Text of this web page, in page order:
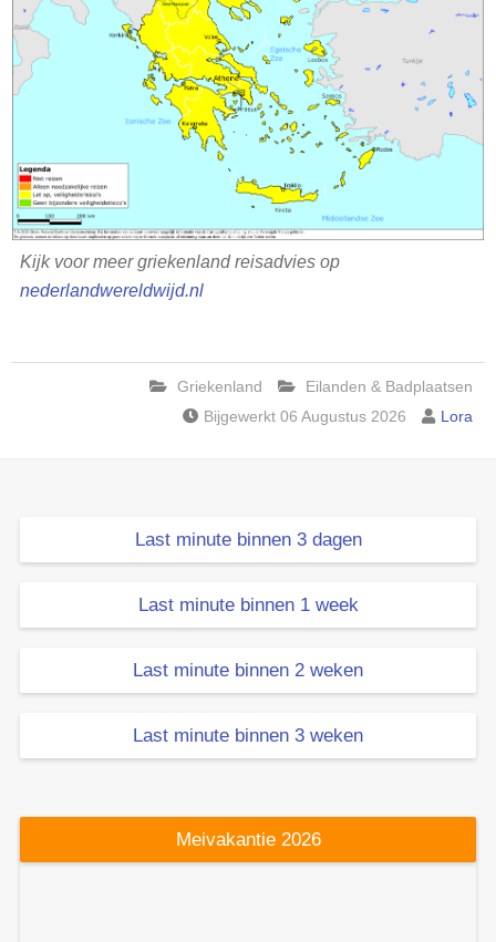
Kijk voor meer griekenland reisadvies op
nederlandwereldwijd.nl
Griekenland
Eilanden & Badplaatsen
Bijgewerkt 06 Augustus 2026
Lora
Last minute binnen 3 dagen
Last minute binnen 1 week
Last minute binnen 2 weken
Last minute binnen 3 weken
Meivakantie 2026